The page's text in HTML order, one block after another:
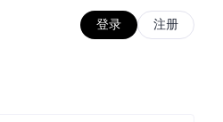
登录 注册